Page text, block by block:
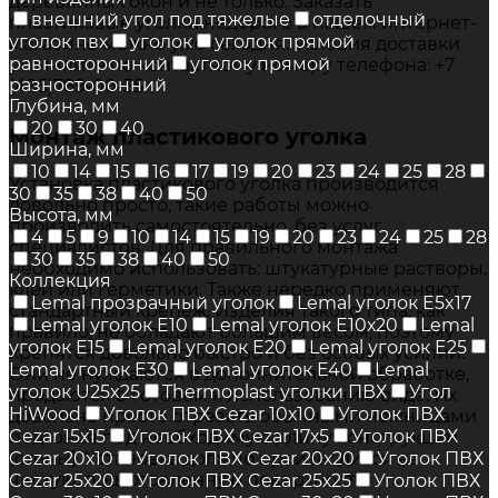
пластиковые уголки недорого в нашем интернет-
магазине можно уже сегодня. Условия доставки
уточняйте по контактному номеру телефона: +7
(495)789-00-35.
Монтаж пластикового уголка
Установка пластикового уголка производится
довольно просто, такие работы можно
производить самостоятельно, без услуг
специалистов. Для правильного монтажа
необходимо использовать: штукатурные растворы,
клеи или герметики. Также нередко применяют
стандартный крепеж. Изделия такого типа, как
правило, не обладают большим весом, поэтому
крепятся довольно быстро и без особых усилий.
Они не нуждаются в дополнительной обработке,
продаются в готовом к использованию виде. Их
довольно просто отрезать обычными ножницами
подгоняя под необходимую длину конструкции
(стены). Установка должно производится на
чистую, подготовленную поверхность.
внешний угол под тяжелые
отделочный
уголок пвх
уголок
уголок прямой
равносторонний
уголок прямой
разносторонний
Глубина, мм
20
30
40
Ширина, мм
10
14 15 16 17 19 20 23 24 25
28
30
35 38 40
50
Высота, мм
4
5 9 10 14 15 19 20 23 24 25
28
30
35 38 40
50
Коллекция
Lemal прозрачный уголок
Lemal уголок E5x17
Lemal уголок E10
Lemal уголок E10х20
Lemal
уголок E15
Lemal уголок E20
Lemal уголок E25
Lemal уголок E30
Lemal уголок E40
Lemal
уголок U25x25
Thermoplast уголки ПВХ
Угол
HiWood
Уголок ПВХ Cezar 10х10
Уголок ПВХ
Cezar 15х15
Уголок ПВХ Cezar 17х5
Уголок ПВХ
Cezar 20х10
Уголок ПВХ Cezar 20х20
Уголок ПВХ
Cezar 25х20
Уголок ПВХ Cezar 25х25
Уголок ПВХ